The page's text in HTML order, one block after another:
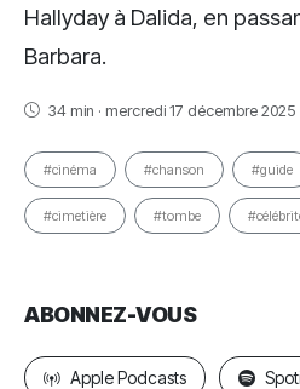
Hallyday à Dalida, en
Barbara.
34 min · mercredi 17 décembre 2025
#cinéma #chanson #guide
#cimetière #tombe
ABONNEZ-VOUS
Apple Podcasts